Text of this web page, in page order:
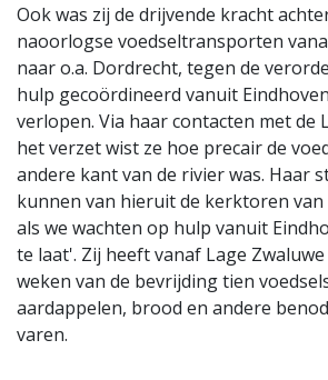
Ook was zij de drijvende kracht
naoorlogse voedseltransporten
naar o.a. Dordrecht, tegen de
hulp gecoördineerd vanuit
verlopen. Via haar contacten met de
het verzet wist ze hoe precair de
andere kant van de rivier was. Haar
kunnen van hieruit de kerktoren
als we wachten op hulp vanuit
te laat'. Zij heeft vanaf Lage
weken van de bevrijding tien
aardappelen, brood en andere
varen.